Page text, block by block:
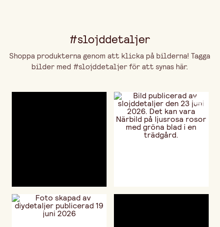
#slojddetaljer
Shoppa produkterna genom att klicka på bilderna! Tagga
bilder med #slojddetaljer för att synas här.